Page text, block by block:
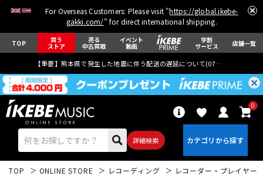
For Overseas Customers: Please visit "https://global.ikebe-
gakki.com/" for direct international shipping.
TOP 買う
ストア
売る
中古買取
イベント
動画
学割
サービス 店舗一覧
【重要】熊本県で発生した地震に伴う配送の遅延について(07月29日
詳細検索
0
TOP ONLINE STORE レコーディング レコーダー・プレイヤー